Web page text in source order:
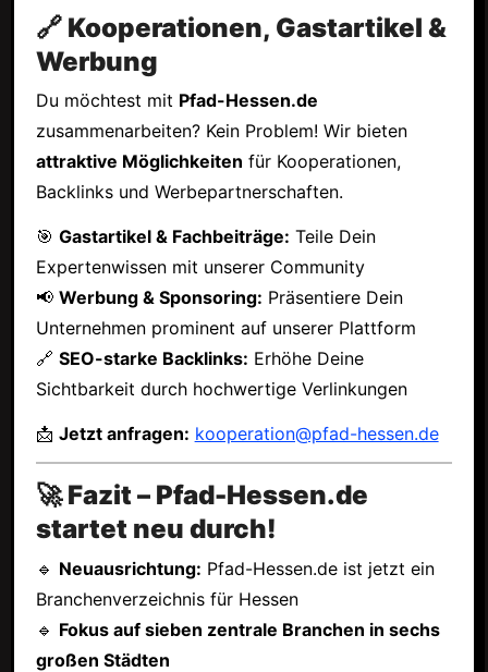
🔗 Kooperationen, Gastartikel &
Werbung
Du möchtest mit Pfad-Hessen.de
zusammenarbeiten? Kein Problem! Wir bieten
attraktive Möglichkeiten für Kooperationen,
Backlinks und Werbepartnerschaften.
🎯 Gastartikel & Fachbeiträge: Teile Dein
Expertenwissen mit unserer Community
📢 Werbung & Sponsoring: Präsentiere Dein
Unternehmen prominent auf unserer Plattform
🔗 SEO-starke Backlinks: Erhöhe Deine
Sichtbarkeit durch hochwertige Verlinkungen
📩 Jetzt anfragen: kooperation@pfad-hessen.de
🚀 Fazit – Pfad-Hessen.de
startet neu durch!
🔹 Neuausrichtung: Pfad-Hessen.de ist jetzt ein
Branchenverzeichnis für Hessen
🔹 Fokus auf sieben zentrale Branchen in sechs
großen Städten